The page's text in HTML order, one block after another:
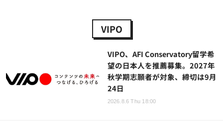
VIPO
VIPO、AFI Conservatory留学希
望の日本人を推薦募集。2027年
秋学期志願者が対象、締切は9月
24日
2026.8.6 Thu 18:00